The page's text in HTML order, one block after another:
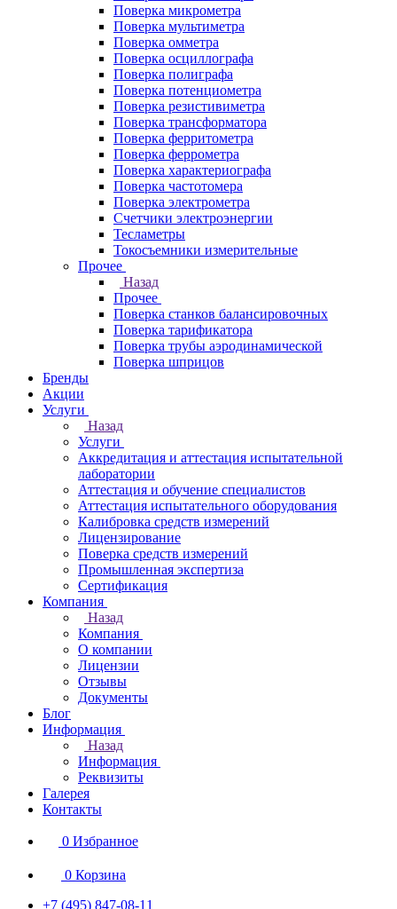
Поверка микрометра
Поверка мультиметра
Поверка омметра
Поверка осциллографа
Поверка полиграфа
Поверка потенциометра
Поверка резистивиметра
Поверка трансформатора
Поверка ферритометра
Поверка феррометра
Поверка характериографа
Поверка частотомера
Поверка электрометра
Счетчики электроэнергии
Тесламетры
Токосъемники измерительные
Прочее
Назад
Прочее
Поверка станков балансировочных
Поверка тарификатора
Поверка трубы аэродинамической
Поверка шприцов
Бренды
Акции
Услуги
Назад
Услуги
Аккредитация и аттестация испытательной
лаборатории
Аттестация и обучение специалистов
Аттестация испытательного оборудования
Калибровка средств измерений
Лицензирование
Поверка средств измерений
Промышленная экспертиза
Сертификация
Компания
Назад
Компания
О компании
Лицензии
Отзывы
Документы
Блог
Информация
Назад
Информация
Реквизиты
Галерея
Контакты
0 Избранное
0 Корзина
+7 (495) 847-08-11